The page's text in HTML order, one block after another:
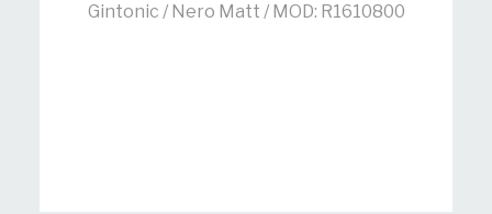
Gintonic / Nero Matt / MOD: R1610800